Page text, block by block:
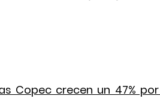
Copec crecen un 47%